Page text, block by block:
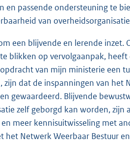
passende ondersteuning te
van
een blijvende en lerende inzet.
blikken op vervolgaanpak,
van mijn ministerie een
zijn dat de inspanningen van het
gewaardeerd. Blijvende
zelf geborgd kan worden,
meer kennisuitwisseling met
het Netwerk Weerbaar Bestuur